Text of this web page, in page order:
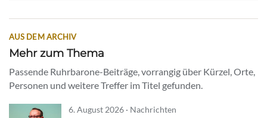
AUS DEM ARCHIV
Mehr zum Thema
Passende Ruhrbarone-Beiträge, vorrangig über Kürzel, Orte,
Personen und weitere Treffer im Titel gefunden.
6. August 2026 · Nachrichten